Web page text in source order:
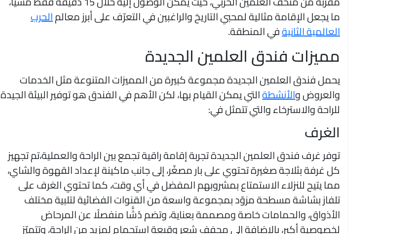
ما يجعل الإقامة مثالية لمحبي التاريخ والراغبين في التعرّف على أبرز معالمالحرب
العالمية الثانيةفي المنطقة.
مميزات فندق العلمين الجديدة
يحمل فندق العلمين الجديدة مجموعة كبيرة من المميزات المتنوعة مثل الخدمات
والعروض والأنشطةالتي يمكن القيام بها، لكن الأهم في الفندق هو توفير البيئة الجيدة
للراحة والاسترخاء والتي تتمثل في:
الغرف
توفر غرف فندق العلمين الجديدة تجربة إقامة راقية تجمع بين الراحة والعملية،تم تجهيز
كل غرفة بثلاجة صغيرة تحتوي على بار مصغّر، إلى جانب ماكينة لإعداد القهوة والشاي،
مما يتيح للنزلاء الاستمتاع بمشروبهم المفضل في أي وقت، كما تحتوي الغرف على
تلفاز بشاشة مسطحة مزوّد بمجموعة واسعة من القنوات الفضائية لتلبية مختلف
الأذواق، والحمامات خاصة ومصممة بعناية، وتضم دُشًّا منفصلًا عن المرحاض
لخصوصية أكبر، بالإضافة إلى مجفف شعر وقبعة استحمام لمزيد من الراحة، وتتميّز